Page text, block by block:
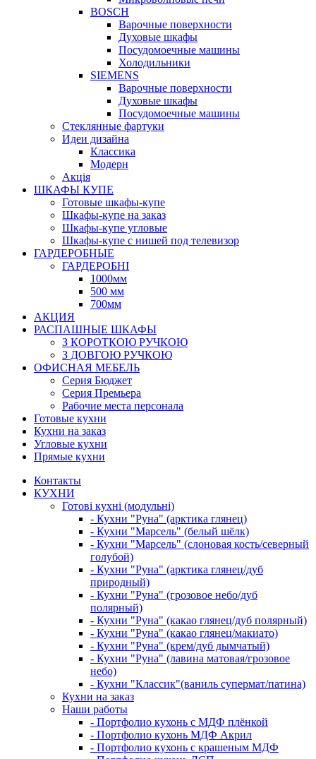
BOSCH
Варочные поверхности
Духовые шкафы
Посудомоечные машины
Холодильники
SIEMENS
Варочные поверхности
Духовые шкафы
Посудомоечные машины
Стеклянные фартуки
Идеи дизайна
Класcика
Модерн
Акція
ШКАФЫ КУПЕ
Готовые шкафы-купе
Шкафы-купе на заказ
Шкафы-купе угловые
Шкафы-купе с нишей под телевизор
ГАРДЕРОБНЫЕ
ГАРДЕРОБНІ
1000мм
500 мм
700мм
АКЦИЯ
РАСПАШНЫЕ ШКАФЫ
З КОРОТКОЮ РУЧКОЮ
З ДОВГОЮ РУЧКОЮ
ОФИСНАЯ МЕБЕЛЬ
Серия Бюджет
Серия Премьера
Рабочие места персонала
Готовые кухни
Кухни на заказ
Угловые кухни
Прямые кухни
Контакты
КУХНИ
Готові кухні (модульні)
- Кухни "Руна" (арктика глянец)
- Кухни "Марсель" (белый шёлк)
- Кухни "Марсель" (слоновая кость/северный
голубой)
- Кухни "Руна" (арктика глянец/дуб
природный)
- Кухни "Руна" (грозовое небо/дуб
полярный)
- Кухни "Руна" (какао глянец/дуб полярный)
- Кухни "Руна" (какао глянец/макиато)
- Кухни "Руна" (крем/дуб дымчатый)
- Кухни "Руна" (лавина матовая/грозовое
небо)
- Кухни "Классик"(ваниль супермат/патина)
Кухни на заказ
Наши работы
- Портфолио кухонь с МДФ плёнкой
- Портфолио кухонь МДФ Акрил
- Портфолио кухонь с крашеным МДФ